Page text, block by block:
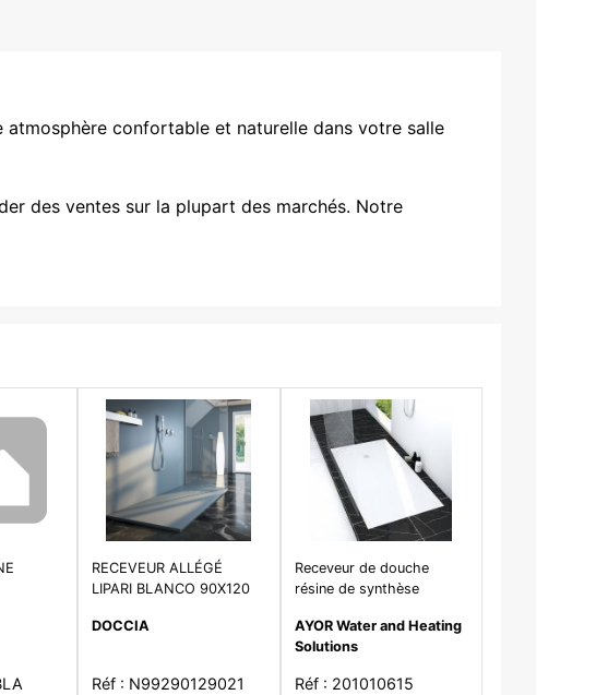
confortable et naturelle dans votre salle
des ventes sur la plupart des marchés. Notre
RECEVEUR ALLÉGÉ
LIPARI BLANCO 90X120
DOCCIA
Réf : N99290129021
Receveur de douche
résine de synthèse
120cm - ELMER
AYOR Water and Heating
Solutions
Réf : 201010615